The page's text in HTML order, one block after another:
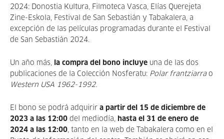
2024: Donostia Kultura, Filmoteca Vasca, Elías Querejeta
Zine-Eskola, Festival de San Sebastián y Tabakalera, a
excepción de las películas programadas durante el Festival
de San Sebastián 2024.
Un año más, la compra del bono incluye una de las dos
publicaciones de la Colección Nosferatu: Polar frantziarrao
Western USA 1962-1992.
El bono se podrá adquirir a partir del 15 de diciembre de
2023 a las 12:00 del mediodía, hasta el 31 de enero de
2024 a las 12:00, tanto en la web de Tabakalera como en el